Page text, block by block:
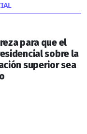
reza para que el
sobre la
superior sea